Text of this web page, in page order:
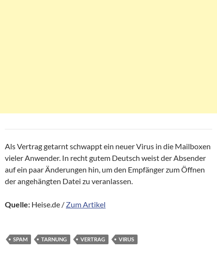
Als Vertrag getarnt schwappt ein neuer Virus in die Mailboxen
vieler Anwender. In recht gutem Deutsch weist der Absender
auf ein paar Änderungen hin, um den Empfänger zum Öffnen
der angehängten Datei zu veranlassen.
Quelle: Heise.de / Zum Artikel
SPAM TARNUNG VERTRAG VIRUS